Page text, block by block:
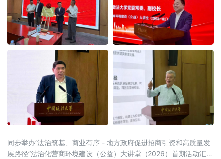
同步举办“法治筑基、商业有序 - 地方政府促进招商引资和高质量发
展路径”法治化营商环境建设（公益）大讲堂（2026）首期活动汇聚